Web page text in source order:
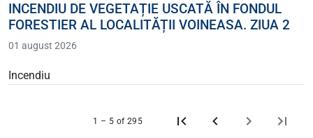
INCENDIU DE VEGETAȚIE USCATĂ ÎN FONDUL
FORESTIER AL LOCALITĂȚII VOINEASA. ZIUA 2
01 august 2026
Incendiu
1 – 5 of 295